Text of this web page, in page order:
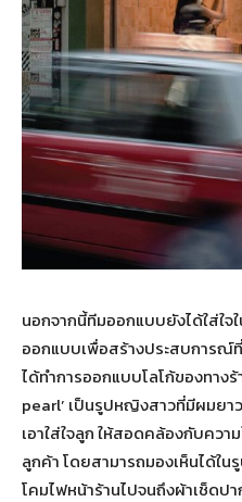
นอกจากนี้ทีมออกแบบยังได้ใส่ใจ
ออกแบบเพื่อสร้างประสบการณ์
ได้ทำการออกแบบโลโก้ของทาง
pearl’ เป็นรูปหญิงสาวที่มีผมย
เอาใส่ใจลูก ให้สอดคล้องกับควา
ลูกค้า โดยสามารถมองเห็นได้ใ
โคมไฟหน้าร้านไปจนถึงผ้าเช็ดป